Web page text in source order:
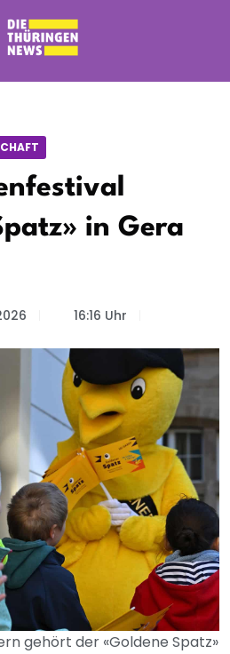
in Gera
16:16 Uhr
gehört der «Goldene Spatz»